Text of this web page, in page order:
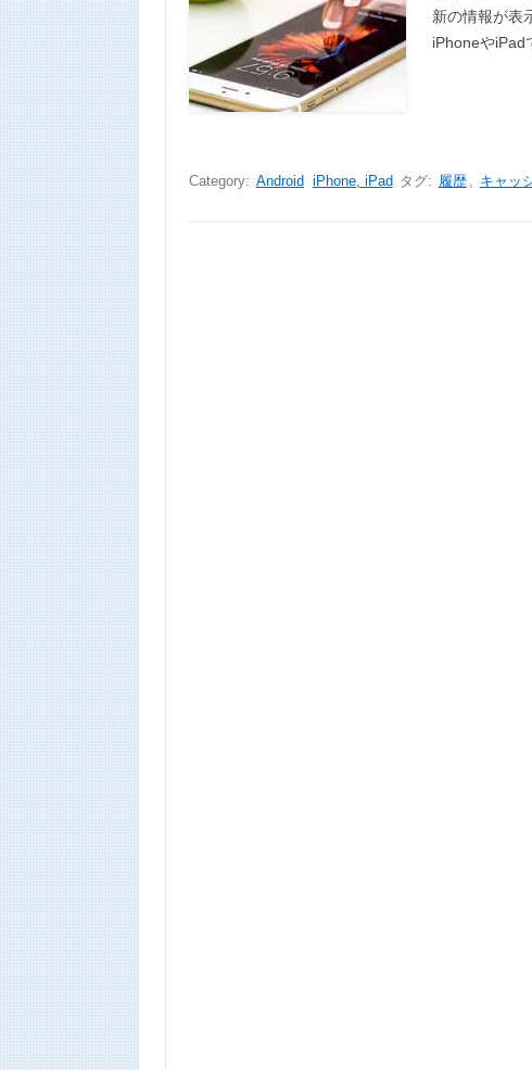
新の情報が表
iPhoneやiPad
Category: Android iPhone, iPad タグ: 履歴 , キャッ